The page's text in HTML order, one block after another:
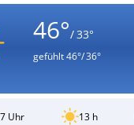
46°/ 33°
gefühlt46°/ 36°
Uhr 13 h